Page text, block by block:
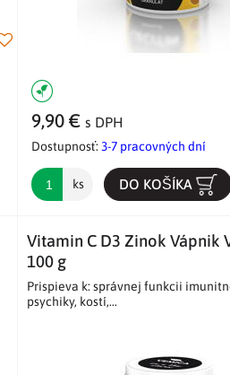
9,90 €s DPH
Dostupnosť: 3-7 pracovných dní
ks DO KOŠÍKA
Vitamin C D3 Zinok Vápnik
100 g
Prispieva k: správnej funkcii
psychiky, kostí,...